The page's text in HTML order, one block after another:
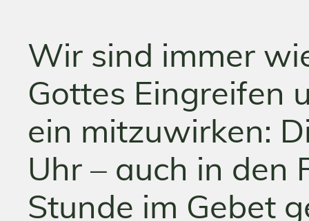
Wir sind immer
Gottes Eingreifen
ein mitzuwirken:
Uhr – auch in den
Stunde im Gebet